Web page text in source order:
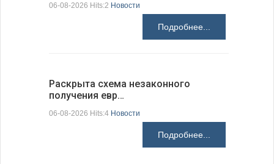
06-08-2026 Hits:2 Новости
Подробнее...
Раскрыта схема незаконного
получения евр…
06-08-2026 Hits:4 Новости
Подробнее...